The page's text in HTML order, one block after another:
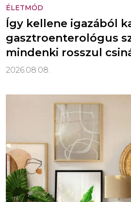
ÉLETMÓD
Így kellene igazából
gasztroenterológus
mindenki rosszul
2026.08.08.